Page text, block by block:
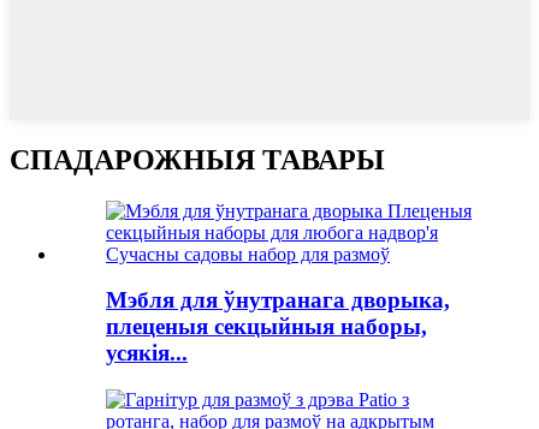
СПАДАРОЖНЫЯ ТАВАРЫ
Мэбля для ўнутранага дворыка,
плеценыя секцыйныя наборы,
усякія...